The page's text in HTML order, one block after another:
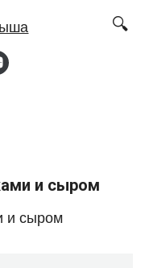
и сыром